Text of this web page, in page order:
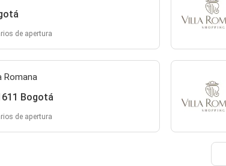
de apertura
Romana
Bogotá
de apertura